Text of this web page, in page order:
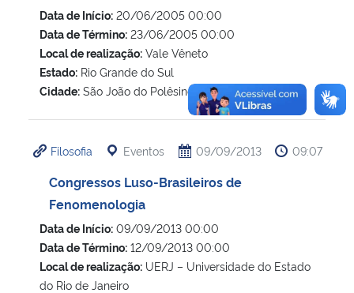
Data de Início: 20/06/2005 00:00
Data de Término: 23/06/2005 00:00
Local de realização: Vale Vêneto
Estado: Rio Grande do Sul
Cidade: São João do Polêsine
Filosofia Eventos 09/09/2013 09:07
Congressos Luso-Brasileiros de
Fenomenologia
Data de Início: 09/09/2013 00:00
Data de Término: 12/09/2013 00:00
Local de realização: UERJ – Universidade do Estado
do Rio de Janeiro